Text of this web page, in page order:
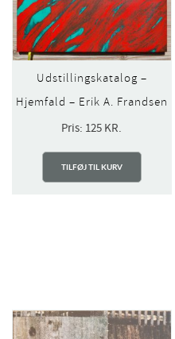
Udstillingskatalog –
Hjemfald – Erik A. Frandsen
Pris: 125 KR.
TILFØJ TIL KURV